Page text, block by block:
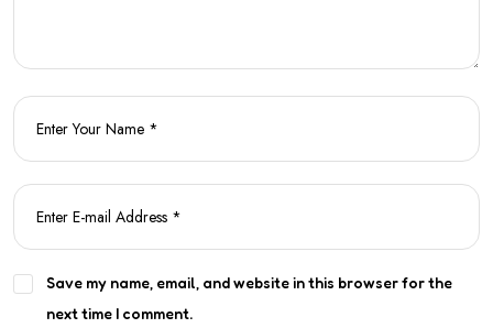
Save my name, email, and website in this browser for the
next time I comment.